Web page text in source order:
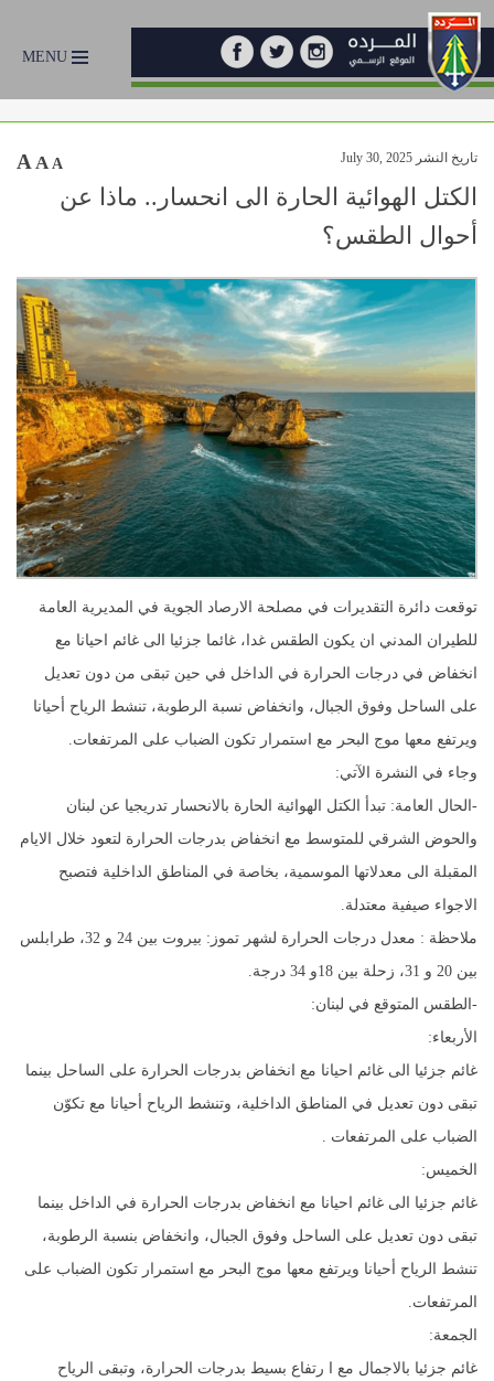
MENU
تاريخ النشر July 30, 2025 A A A
الكتل الهوائية الحارة الى انحسار.. ماذا عن
أحوال الطقس؟
توقعت دائرة التقديرات في مصلحة الارصاد الجوية في المديرية العامة
للطيران المدني ان يكون الطقس غدا، غائما جزئيا الى غائم احيانا مع
انخفاض في درجات الحرارة في الداخل في حين تبقى من دون تعديل
على الساحل وفوق الجبال، وانخفاض نسبة الرطوبة، تنشط الرياح أحيانا
ويرتفع معها موج البحر مع استمرار تكون الضباب على المرتفعات.
وجاء في النشرة الآتي:
-الحال العامة: تبدأ الكتل الهوائية الحارة بالانحسار تدريجيا عن لبنان
والحوض الشرقي للمتوسط مع انخفاض بدرجات الحرارة لتعود خلال الايام
المقبلة الى معدلاتها الموسمية، بخاصة في المناطق الداخلية فتصبح
الاجواء صيفية معتدلة.
ملاحظة : معدل درجات الحرارة لشهر تموز: بيروت بين 24 و 32، طرابلس
بين 20 و 31، زحلة بين 18و 34 درجة.
-الطقس المتوقع في لبنان:
الأربعاء:
غائم جزئيا الى غائم احيانا مع انخفاض بدرجات الحرارة على الساحل بينما
تبقى دون تعديل في المناطق الداخلية، وتنشط الرياح أحيانا مع تكوّن
الضباب على المرتفعات .
الخميس:
غائم جزئيا الى غائم احيانا مع انخفاض بدرجات الحرارة في الداخل بينما
تبقى دون تعديل على الساحل وفوق الجبال، وانخفاض بنسبة الرطوبة،
تنشط الرياح أحيانا ويرتفع معها موج البحر مع استمرار تكون الضباب على
المرتفعات.
الجمعة:
غائم جزئيا بالاجمال مع ا رتفاع بسيط بدرجات الحرارة، وتبقى الرياح